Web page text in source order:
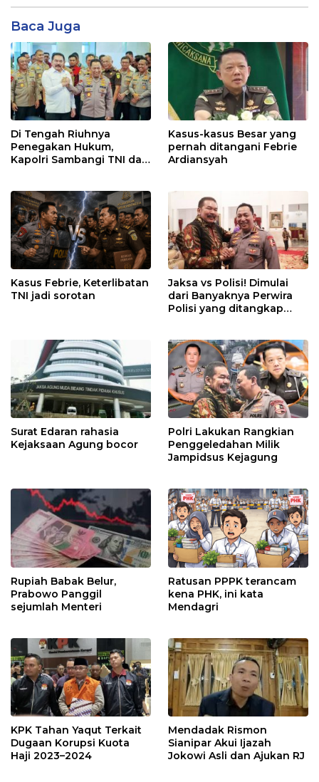
Baca Juga
Di Tengah Riuhnya
Penegakan Hukum,
Kapolri Sambangi TNI dan
Kasus-kasus Besar yang
pernah ditangani Febrie
Ardiansyah
Kasus Febrie, Keterlibatan
TNI jadi sorotan
Jaksa vs Polisi! Dimulai
dari Banyaknya Perwira
Polisi yang ditangkap
Surat Edaran rahasia
Kejaksaan Agung bocor
Polri Lakukan Rangkian
Penggeledahan Milik
Jampidsus Kejagung
Rupiah Babak Belur,
Prabowo Panggil
sejumlah Menteri
Ratusan PPPK terancam
kena PHK, ini kata
Mendagri
KPK Tahan Yaqut Terkait
Dugaan Korupsi Kuota
Haji 2023–2024
Mendadak Rismon
Sianipar Akui Ijazah
Jokowi Asli dan Ajukan RJ